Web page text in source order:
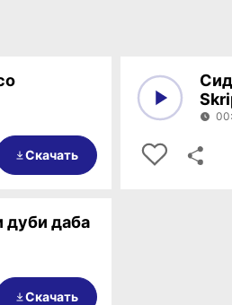
Скачать
дуби даба
Скачать